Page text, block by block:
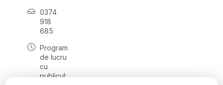
0374
918
685
Program
de lucru
cu
publicul: